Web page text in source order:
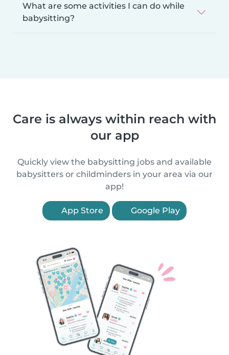
What are some activities I can do while
babysitting?
Care is always within reach with
our app
Quickly view the babysitting jobs and available
babysitters or childminders in your area via our
app!
App Store Google Play